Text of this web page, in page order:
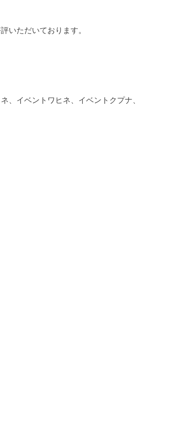
いただいております。
、イベントワヒネ、イベントクプナ、